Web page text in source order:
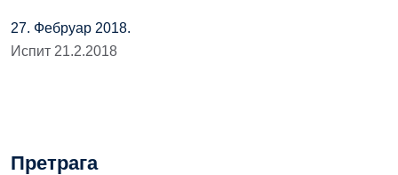
27. Фебруар 2018.
Испит 21.2.2018
Претрага